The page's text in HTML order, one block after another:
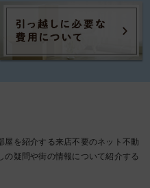
屋を紹介する来店不要のネット不動
疑問や街の情報について紹介する